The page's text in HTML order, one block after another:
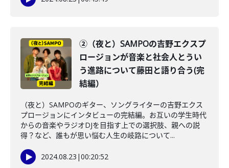
②（夜と）SAMPOの吉野エクスプ
ロージョンが音楽と社会人とうい
う進路について藤田と語り合う(完
結編）
（夜と）SAMPOのギター、ソングライターの吉野エクス
プロージョンにインタビューの完結編。お互いの学生時代
からの音楽やラジオDJを目指す上での選択肢、親への説
得？など、誰もが思い悩む人生の岐路について...
2024.08.23 |00:20:52